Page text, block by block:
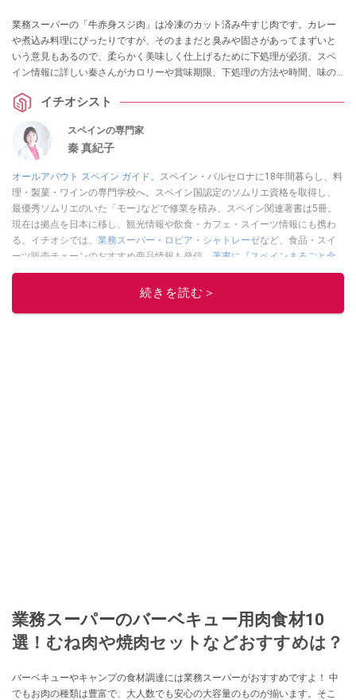
業務スーパーの「牛赤身スジ肉」は冷凍のカット済み牛すじ肉です。カレー
や煮込み料理にぴったりですが、そのままだと臭みや固さがあってまずいと
いう意見もあるので、柔らかく美味しく仕上げるために下処理が必須。スペ
イン情報に詳しい秦さんがカロリーや賞味期限、下処理の方法や時間、味の
連商品も紹介します。
イチオシスト
スペインの専門家
秦 真紀子
オールアバウト スペイン ガイド。
スペイン・バルセロナに18年間暮らし、料
理・製菓・ワインの専門学校へ。スペイン国認定のソムリエ資格を取得し、
最優秀ソムリエのいた「モー｣などで修業を積み、スペイン関連著書は5冊。
現在は拠点を日本に移し、観光情報や飲食・カフェ・スイーツ情報にも携わ
る。イチオシでは、 業務スーパー ・ ロピア ・ シャトレーゼなど、食品・スイ
ーツ販売チェーンのおすすめ商品情報も発信。 著書に『スペインまるごと全
17州おいしい旅』（‎産業編集センター刊）ほか。■経歴：ワイナリーツアー
ガイドや、飲食関連の方の視察旅行のコーディネートやガイド、スペインの
続きを読む＞
業務スーパーのバーベキュー用肉食材10
選！むね肉や焼肉セットなどおすすめは？
バーベキューやキャンプの食材調達には業務スーパーがおすすめですよ！ 中
でもお肉の種類は豊富で、大人数でも安心の大容量のものが揃います。そこ